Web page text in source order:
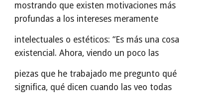
mostrando que existen motivaciones más
profundas a los intereses meramente
intelectuales o estéticos: “Es más una cosa
existencial. Ahora, viendo un poco las
piezas que he trabajado me pregunto qué
significa, qué dicen cuando las veo todas